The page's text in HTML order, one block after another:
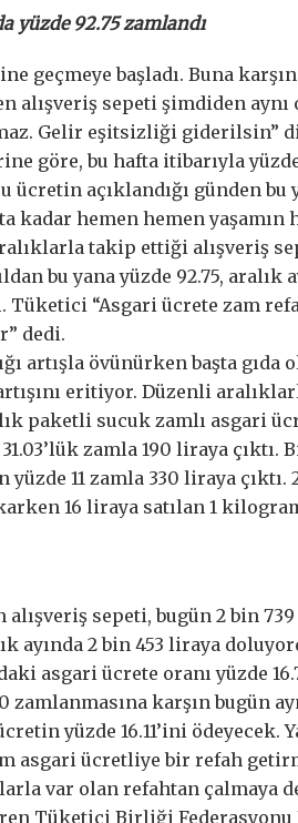
yüzde 92.75 zamlandı
geçmeye başladı. Buna
alışveriş sepeti şimdiden aynı
Gelir eşitsizliği giderilsin”
göre, bu hafta itibarıyla
açıklandığı günden bu
kadar hemen hemen yaşamın
takip ettiği alışveriş
bu yana yüzde 92.75, aralık
Tüketici “Asgari ücrete zam
dedi.
artışla övünürken başta gıda
eritiyor. Düzenli
paketli sucuk zamlı asgari
zamla 190 liraya
11 zamla 330 liraya çıktı.
16 liraya satılan 1
alışveriş sepeti, bugün 2 bin
ayında 2 bin 453 liraya
asgari ücrete oranı yüzde
zamlanmasına karşın bugün
yüzde 16.11’ini ödeyecek.
asgari ücretliye bir refah
var olan refahtan çalmaya
Tüketici Birliği Federasyonu